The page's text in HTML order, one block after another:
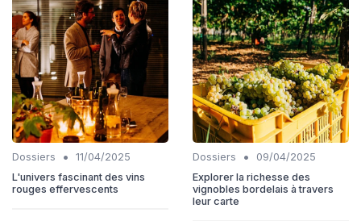
Dossiers •
11/04/2025
L'univers fascinant des vins
rouges effervescents
Dossiers •
09/04/2025
Explorer la richesse des
vignobles bordelais à travers
leur carte